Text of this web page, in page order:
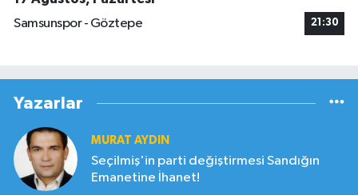
Samsunspor - Göztepe
21:30
Yazarlar
MURAT AYDIN
Seçilmiş'in parti değiştirmesi Sandığın
Emanetine İhanet!